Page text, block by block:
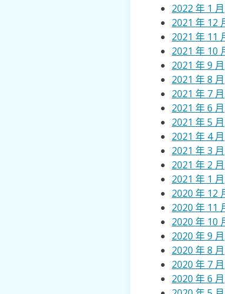
2022 年 1 月
2021 年 12
2021 年 11
2021 年 10
2021 年 9 月
2021 年 8 月
2021 年 7 月
2021 年 6 月
2021 年 5 月
2021 年 4 月
2021 年 3 月
2021 年 2 月
2021 年 1 月
2020 年 12
2020 年 11
2020 年 10
2020 年 9 月
2020 年 8 月
2020 年 7 月
2020 年 6 月